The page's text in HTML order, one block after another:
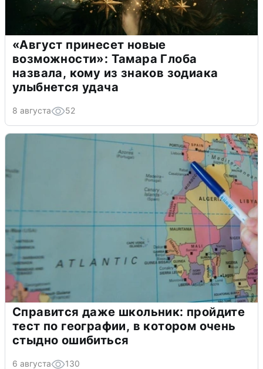
«Август принесет новые
возможности»: Тамара Глоба
назвала, кому из знаков зодиака
улыбнется удача
8 августа 52
Справится даже школьник: пройдите
тест по географии, в котором очень
стыдно ошибиться
6 августа 130